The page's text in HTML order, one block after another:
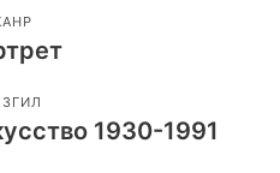
1930-1991